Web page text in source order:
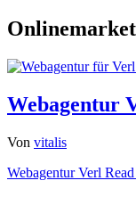
Webagentur
Von vitalis
Webagentur Verl